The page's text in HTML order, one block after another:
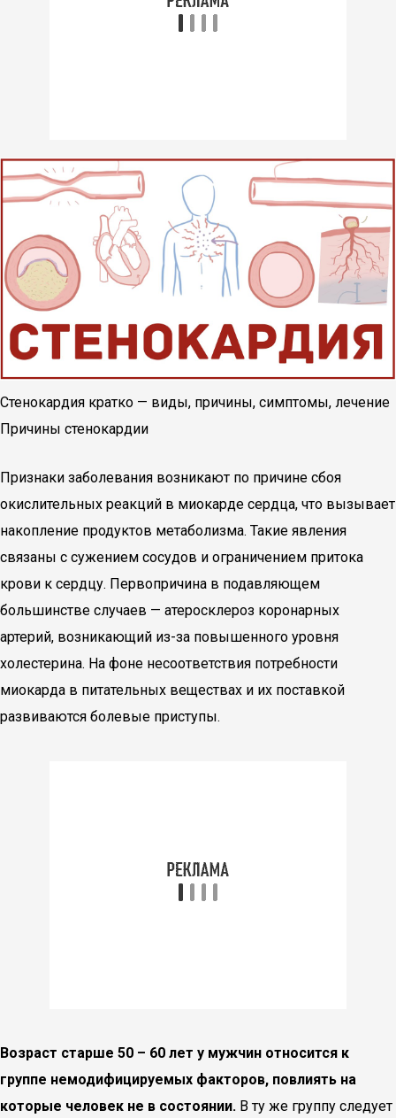
Стенокардия кратко — виды, причины, симптомы, лечение
Причины стенокардии
Признаки заболевания возникают по причине сбоя
окислительных реакций в миокарде сердца, что вызывает
накопление продуктов метаболизма. Такие явления
связаны с сужением сосудов и ограничением притока
крови к сердцу. Первопричина в подавляющем
большинстве случаев — атеросклероз коронарных
артерий, возникающий из-за повышенного уровня
холестерина. На фоне несоответствия потребности
миокарда в питательных веществах и их поставкой
развиваются болевые приступы.
Возраст старше 50 – 60 лет у мужчин относится к
группе немодифицируемых факторов, повлиять на
которые человек не в состоянии. В ту же группу следует